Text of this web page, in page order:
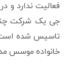
فعالیت ندارد و
تاسیس شده
خانواده موسس